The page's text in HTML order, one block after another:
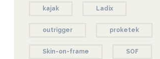
kajak Ladix
outrigger proketek
Skin-on-frame SOF